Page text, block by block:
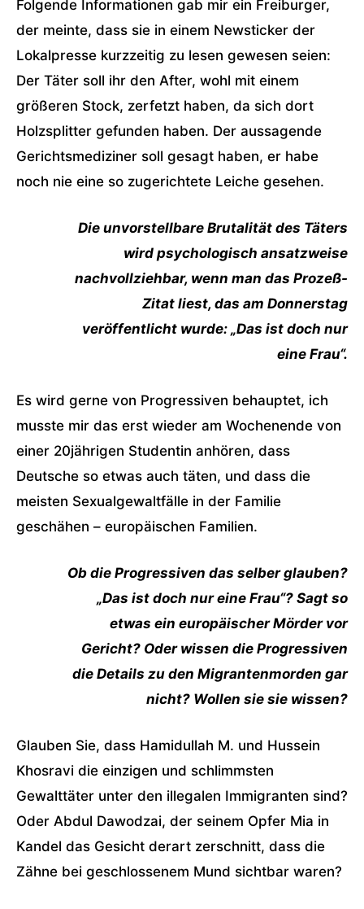
Folgende Informationen gab mir ein Freiburger,
der meinte, dass sie in einem Newsticker der
Lokalpresse kurzzeitig zu lesen gewesen seien:
Der Täter soll ihr den After, wohl mit einem
größeren Stock, zerfetzt haben, da sich dort
Holzsplitter gefunden haben. Der aussagende
Gerichtsmediziner soll gesagt haben, er habe
noch nie eine so zugerichtete Leiche gesehen.
Die unvorstellbare Brutalität des Täters
wird psychologisch ansatzweise
nachvollziehbar, wenn man das Prozeß-
Zitat liest, das am Donnerstag
veröffentlicht wurde: „Das ist doch nur
eine Frau“.
Es wird gerne von Progressiven behauptet, ich
musste mir das erst wieder am Wochenende von
einer 20jährigen Studentin anhören, dass
Deutsche so etwas auch täten, und dass die
meisten Sexualgewaltfälle in der Familie
geschähen – europäischen Familien.
Ob die Progressiven das selber glauben?
„Das ist doch nur eine Frau“? Sagt so
etwas ein europäischer Mörder vor
Gericht? Oder wissen die Progressiven
die Details zu den Migrantenmorden gar
nicht? Wollen sie sie wissen?
Glauben Sie, dass Hamidullah M. und Hussein
Khosravi die einzigen und schlimmsten
Gewalttäter unter den illegalen Immigranten sind?
Oder Abdul Dawodzai, der seinem Opfer Mia in
Kandel das Gesicht derart zerschnitt, dass die
Zähne bei geschlossenem Mund sichtbar waren?